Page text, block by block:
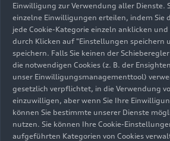
Rahmen einer großen
Hangzhou. Der Audi A5L
1. August im Markt verfügbar.
PPE-Modelle
bei der Audi FAW
Company in
Einwilligung zur Verwendung aller Dienste.
einzelne Einwilligungen erteilen, indem Sie
jede Cookie-Kategorie einzeln anklicken
durch Klicken auf "Einstellungen speichern
speichern. Falls Sie keinen der
die notwendigen Cookies (z. B. der
unser Einwilligungsmanagementtool)
gesetzlich verpflichtet, in die Verwendung
einzuwilligen, aber wenn Sie Ihre
können Sie bestimmte unserer Dienste
nutzen. Sie können Ihre Cookie-
aufgeführten Kategorien von Cookies